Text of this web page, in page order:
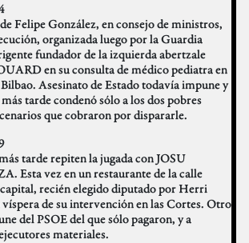
Felipe González, en consejo de ministros,
organizada luego por la Guardia
fundador de la izquierda abertzale
en su consulta de médico pediatra en
Asesinato de Estado todavía impune y
tarde condenó sólo a los dos pobres
que cobraron por dispararle.
tarde repiten la jugada con JOSU
Esta vez en un restaurante de la calle
recién elegido diputado por Herri
víspera de su intervención en las Cortes. Otro
del PSOE del que sólo pagaron, y a
materiales.